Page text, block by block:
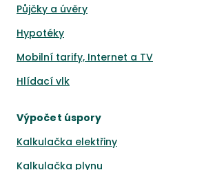
Půjčky a úvěry
Hypotéky
Mobilní tarify, Internet a TV
Hlídací vlk
Výpočet úspory
Kalkulačka elektřiny
Kalkulačka plynu